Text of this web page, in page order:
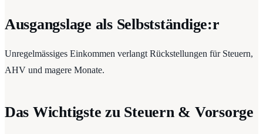
Ausgangslage als Selbstständige:r
Unregelmässiges Einkommen verlangt Rückstellungen für Steuern,
AHV und magere Monate.
Das Wichtigste zu Steuern & Vorsorge